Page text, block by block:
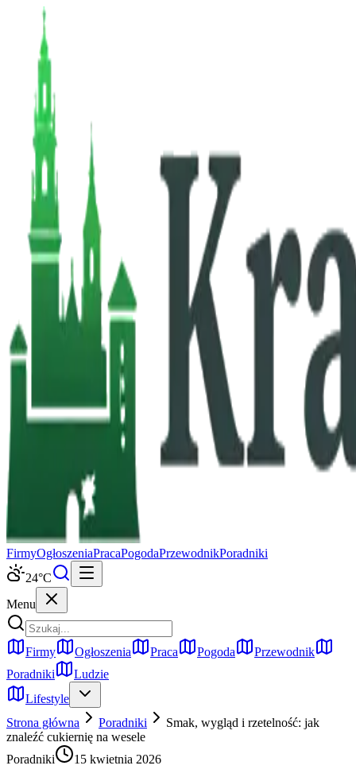
FirmyOgłoszeniaPracaPogodaPrzewodnikPoradniki
24°C
Menu
Firmy Ogłoszenia Praca Pogoda
Przewodnik
Poradniki
Ludzie
Lifestyle
Strona główna
Poradniki
Smak, wygląd i rzetelność: jak
znaleźć cukiernię na wesele
Poradniki
15 kwietnia 2026